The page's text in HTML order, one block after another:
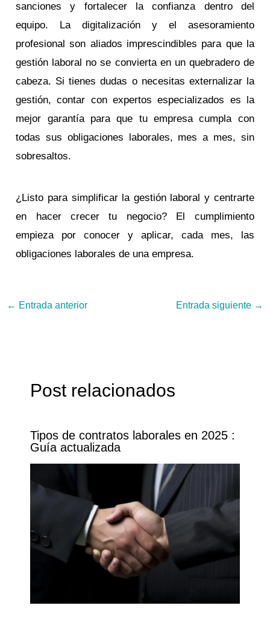
sanciones y fortalecer la confianza dentro del
equipo. La digitalización y el asesoramiento
profesional son aliados imprescindibles para que la
gestión laboral no se convierta en un quebradero de
cabeza. Si tienes dudas o necesitas externalizar la
gestión, contar con expertos especializados es la
mejor garantía para que tu empresa cumpla con
todas sus obligaciones laborales, mes a mes, sin
sobresaltos.
¿Listo para simplificar la gestión laboral y centrarte
en hacer crecer tu negocio? El cumplimiento
empieza por conocer y aplicar, cada mes, las
obligaciones laborales de una empresa.
← Entrada anterior Entrada siguiente →
Post relacionados
Tipos de contratos laborales en 2025 :
Guía actualizada